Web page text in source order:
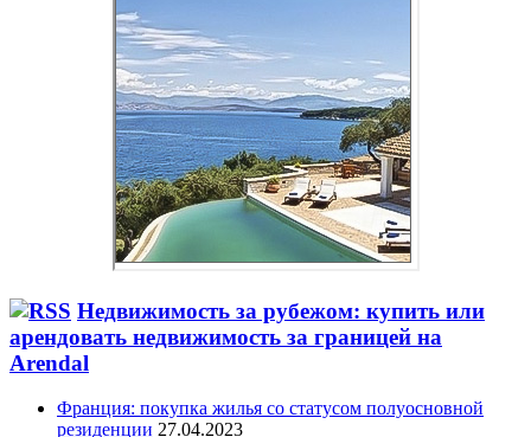
Недвижимость за рубежом: купить или
арендовать недвижимость за границей на
Arendal
Франция: покупка жилья со статусом полуосновной
резиденции 27.04.2023